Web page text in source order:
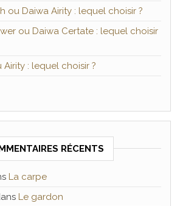
ou Daiwa Airity : lequel choisir ?
ou Daiwa Certate : lequel choisir
: lequel choisir ?
RÉCENTS
La carpe
Le gardon